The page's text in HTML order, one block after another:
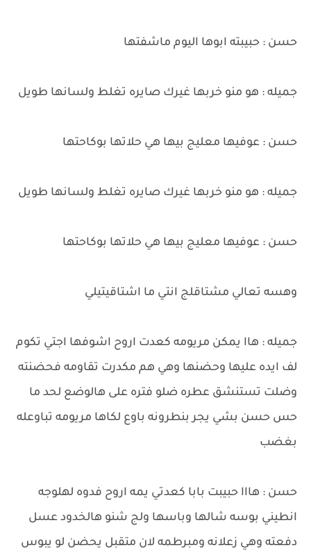
حسن : حبيبته ابوها اليوم ماشفتها
جميله : هو منو خربها غيرك صايره تغلط ولسانها طويل
حسن : عوفيها معليج بيها هي حلاتها بوكاحتها
جميله : هو منو خربها غيرك صايره تغلط ولسانها طويل
حسن : عوفيها معليج بيها هي حلاتها بوكاحتها
وهسه تعالي مشتاقلج انتي ما اشتاقيتيلي
جميله : هاا يمكن مريومه كعدت اروح اشوفها اجتي تكوم
لف ايده عليها وحضنها وهي هم مكدرت تقاومه فحضنته
وضلت تستنشق عطره ضلو فتره على هالوضع لحد ما
حس حسن بشي يجر بنطرونه باوع لكاها مريومه تباوعله
بغضب
حسن : هااا حبيبت بابا كعدتي يمه اروح فدوه لهلوجه
انطيني بوسه شالها وباسها ولج شنو هالخدود عسل
دفعته وهي زعلانه ومبرطمه لان متقبل يحضن لو يبوس